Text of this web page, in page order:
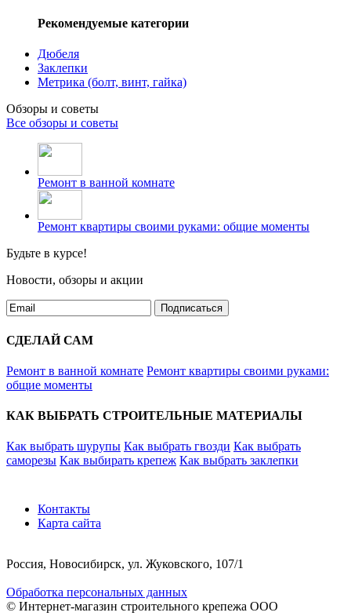
Рекомендуемые категории
Дюбеля
Заклепки
Метрика (болт, винт, гайка)
Обзоры и советы
Все обзоры и советы
Ремонт в ванной комнате
Ремонт квартиры своими руками: общие моменты
Будьте в курсе!
Новости, обзоры и акции
Подписаться
СДЕЛАЙ САМ
Ремонт в ванной комнате Ремонт квартиры своими руками:
общие моменты
КАК ВЫБРАТЬ СТРОИТЕЛЬНЫЕ МАТЕРИАЛЫ
Как выбрать шурупы Как выбрать гвозди Как выбрать
саморезы Как выбирать крепеж Как выбрать заклепки
Контакты
Карта сайта
Россия, Новосибирск, ул. Жуковского, 107/1
Обработка персональных данных
© Интернет-магазин строительного крепежа ООО